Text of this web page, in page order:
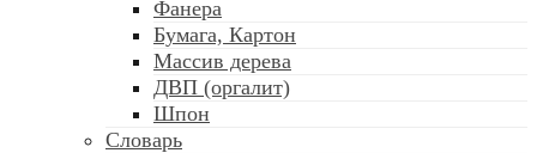
Фанера
Бумага, Картон
Массив дерева
ДВП (оргалит)
Шпон
Словарь